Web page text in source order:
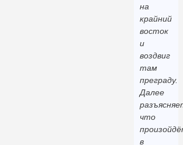
на
крайний
восток
и
воздвиг
там
преграду.
Далее
что
в